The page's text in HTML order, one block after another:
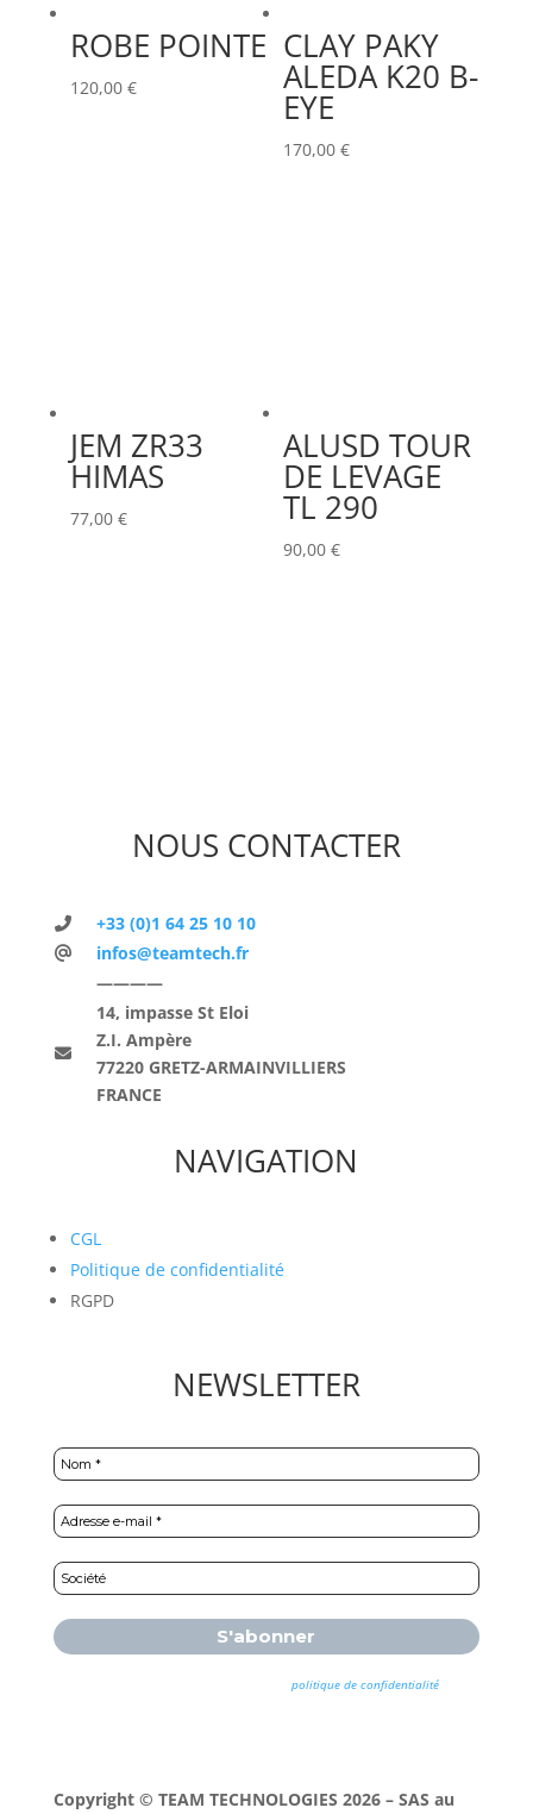
ROBE POINTE
120,00 €
CLAY PAKY
ALEDA K20 B-
EYE
170,00 €
JEM ZR33
HIMAS
77,00 €
ALUSD TOUR
DE LEVAGE
TL 290
90,00 €
NOUS CONTACTER
+33 (0)1 64 25 10 10
infos@teamtech.fr
————
14, impasse St Eloi
Z.I. Ampère
77220 GRETZ-ARMAINVILLIERS
FRANCE
NAVIGATION
CGL
Politique de confidentialité
RGPD
NEWSLETTER
politique de confidentialitépour
plus d’informations.
Copyright © TEAM TECHNOLOGIES 2026 – SAS au